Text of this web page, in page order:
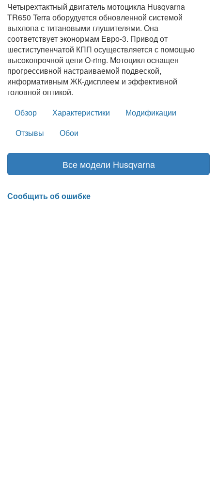
Четырехтактный двигатель мотоцикла Husqvarna
TR650 Terra оборудуется обновленной системой
выхлопа с титановыми глушителями. Она
соответствует эконормам Евро-3. Привод от
шестиступенчатой КПП осуществляется с помощью
высокопрочной цепи O-ring. Мотоцикл оснащен
прогрессивной настраиваемой подвеской,
информативным ЖК-дисплеем и эффективной
головной оптикой.
Обзор
Характеристики
Модификации
Отзывы
Обои
Все модели Husqvarna
Сообщить об ошибке